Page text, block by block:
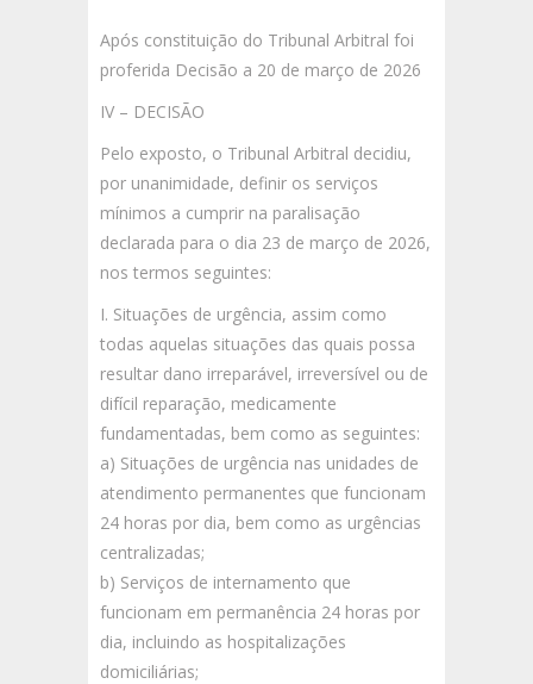
Após constituição do Tribunal Arbitral foi
proferida Decisão a 20 de março de 2026
IV – DECISÃO
Pelo exposto, o Tribunal Arbitral decidiu,
por unanimidade, definir os serviços
mínimos a cumprir na paralisação
declarada para o dia 23 de março de 2026,
nos termos seguintes:
I. Situações de urgência, assim como
todas aquelas situações das quais possa
resultar dano irreparável, irreversível ou de
difícil reparação, medicamente
fundamentadas, bem como as seguintes:
a) Situações de urgência nas unidades de
atendimento permanentes que funcionam
24 horas por dia, bem como as urgências
centralizadas;
b) Serviços de internamento que
funcionam em permanência 24 horas por
dia, incluindo as hospitalizações
domiciliárias;